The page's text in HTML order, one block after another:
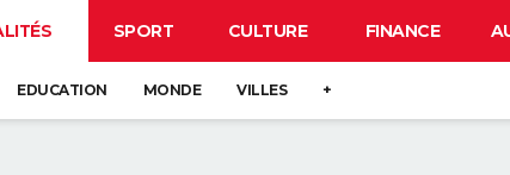
SPORT CULTURE FINANCE
EDUCATION MONDE VILLES +